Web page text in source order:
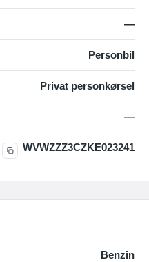
—
Personbil
Privat personkørsel
—
WVWZZZ3CZKE023241
Benzin